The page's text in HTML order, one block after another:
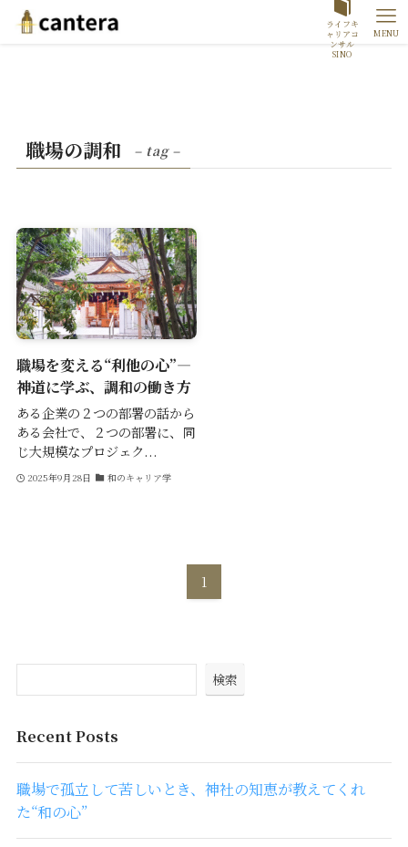
ライフキ
ャリアコ
ンサル
SINO
MENU
職場の調和 – tag –
職場を変える“利他の心”―
神道に学ぶ、調和の働き方
ある企業の２つの部署の話から
ある会社で、２つの部署に、同
じ大規模なプロジェク...
2025年9月28日 和のキャリア学
1
検索
Recent Posts
職場で孤立して苦しいとき、神社の知恵が教えてくれ
た“和の心”